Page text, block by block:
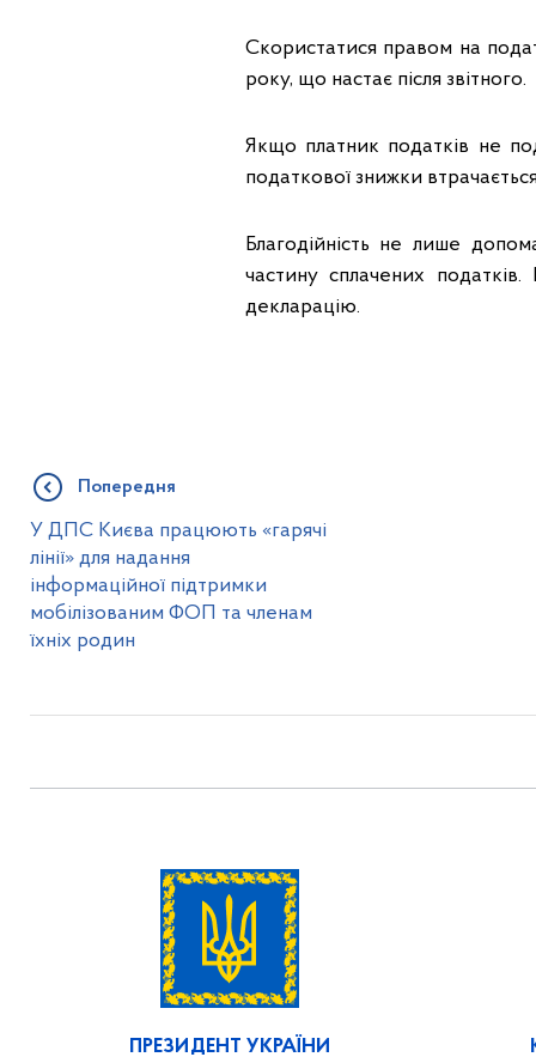
Скористатися правом на
року, що настає після звітного.
Якщо платник податків не
податкової знижки
Благодійність не лише
частину сплачених
декларацію.
Попередня
У ДПС Києва працюють «гарячі
лінії» для надання
інформаційної підтримки
мобілізованим ФОП та членам
їхніх родин
ПРЕЗИДЕНТ УКРАЇНИ